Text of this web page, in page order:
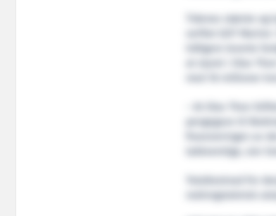
Tidenes største
verftet GOT
tidligere leverte
at styret i Olav
med 18 millioner
– At Olav Thon
pengegave til
finansieringen av
takknemlige, sier
Totalkostnad for
redningsteknisk